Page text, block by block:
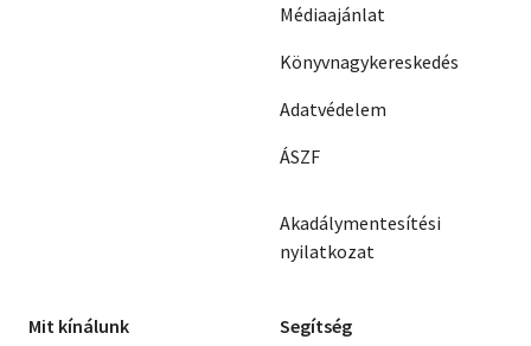
Médiaajánlat
Könyvnagykereskedés
Adatvédelem
ÁSZF
Akadálymentesítési
nyilatkozat
Mit kínálunk Segítség